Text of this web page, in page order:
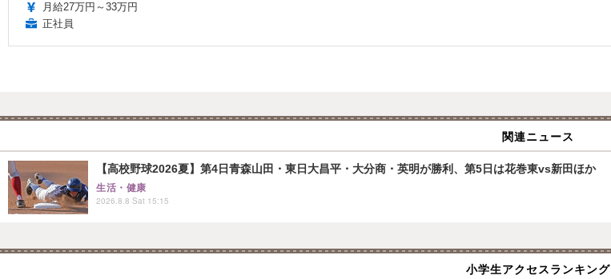
月給27万円～33万円
正社員
関連ニュース
【高校野球2026夏】第4日青森山田・東日大昌平・大分商・英明が勝利、第5日は花巻東vs新田ほか
生活・健康
2026.8.8 Sat 15:15
小学生アクセスランキング